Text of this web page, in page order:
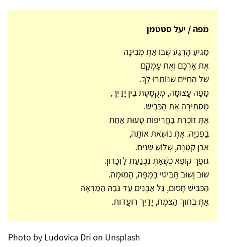
מפה / יעל סטטמן
מַגִּיעַ הָרֶגַע שֶׁבּוֹ אַתְּ מְבִינָה
אֶת אָרְכָּם וְאֶת עָמְקָם
שֶׁל הַחַיִּים שֶׁנּוֹתְרוּ לָךְ.
מַפָּה עֲצוּמָה, מְקֻמֶּטֶת בֵּין יָדַיִךְ,
מַסְתִּירָה אֶת הַכְּבִישׁ.
אַתְּ זוֹכֶרֶת בַּחֲרִיפוּת טָעוּת אַחַת
בַּפְּנִיָּה. אַתְּ נוֹשֵׂאת אוֹתָהּ,
אֶבֶן קְטַנָּה, שָׁלוֹשׁ שָׁנִים.
גּוּפֵךְ קוֹפֵא כְּשֶׁאַתְּ נִכְנַעַת לַזִּכָּרוֹן.
שׁוּב וָשׁוּב תַּבִּיטִי בַּמַּפָּה, הֲמוּמָה.
הַכְּבִישׁ חָסוּם, גַּל אֲבָנִים עַד גֹּבַהּ הַמַּרְאָה
אַתְּ בְּתוֹךְ הַצֹּמֶת, יָדַיִךְ רוֹעֲדוֹת.
Photo by Ludovica Dri on Unsplash